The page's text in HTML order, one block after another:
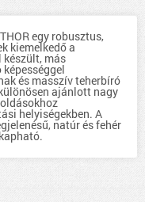
egy robusztus,
kiemelkedő a
készült, más
és masszív teherbíró
ajánlott nagy
helyiségekben. A
natúr és fehér